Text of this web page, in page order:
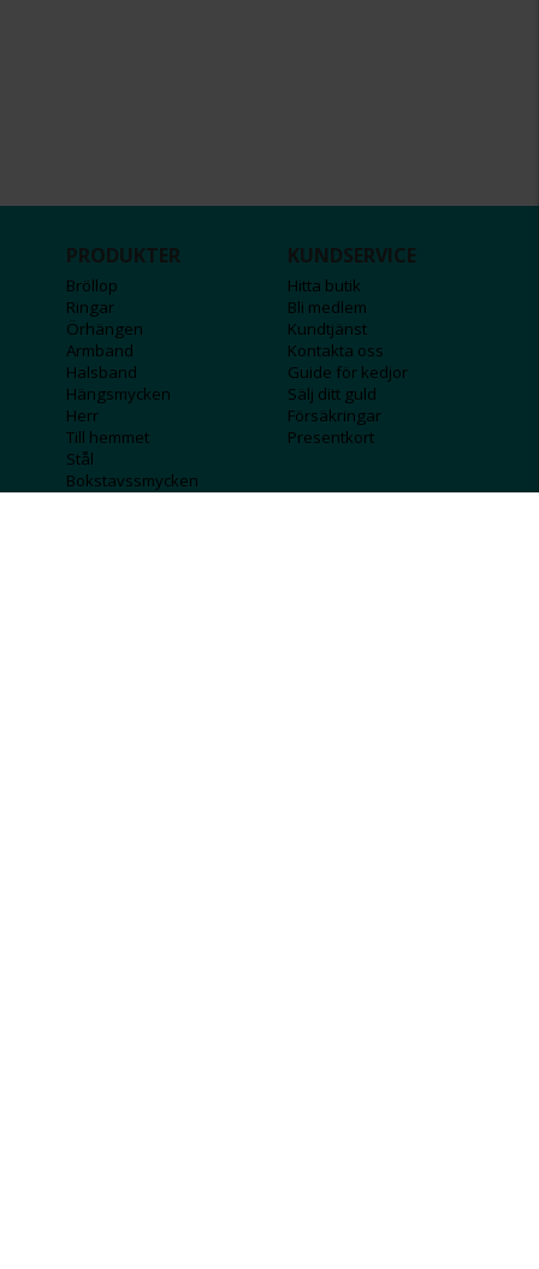
PRODUKTER
Bröllop
Ringar
Örhängen
Armband
Halsband
Hängsmycken
Herr
Till hemmet
Stål
Bokstavssmycken
KUNDSERVICE
Hitta butik
Bli medlem
Kundtjänst
Kontakta oss
Guide för kedjor
Sälj ditt guld
Försäkringar
Presentkort